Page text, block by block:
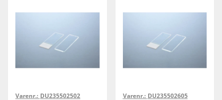
Varenr.: DU235502502 Varenr.: DU235502605